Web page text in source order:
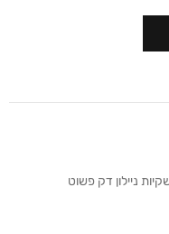
ניילון דק פשוט